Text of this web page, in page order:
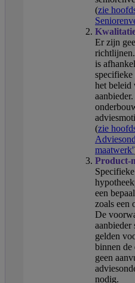
(zie
Er zijn
is
specifieke
het beleid
(zie
maatwerk'
Product-
Specifieke
een
zoals een
De
aanbieder
gelden
binnen de
geen
nodig.